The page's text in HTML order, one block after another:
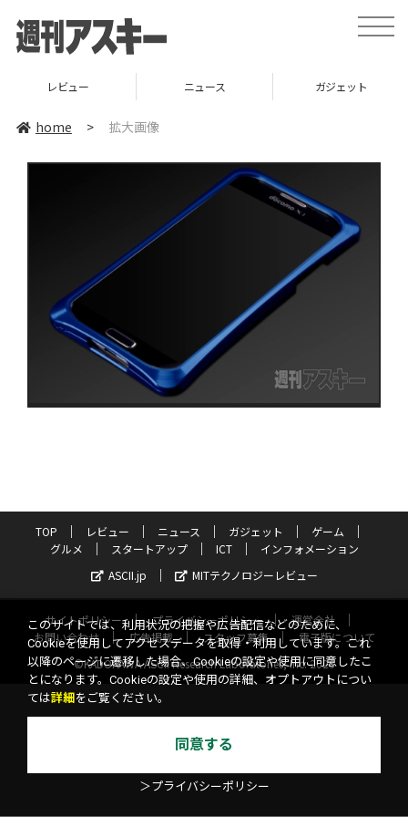
toggle
レビュー ニュース ガジェット
home > 拡大画像
TOP レビュー ニュース ガジェット
ゲーム
グルメ
スタートアップ ICT
インフォメーション
ASCII.jp
MITテクノロジーレビュー
サイトポリシー プライバシーポリシー
運営会社
お問い合わせ
広告掲載 スタッフ募集
電子版について
©KADOKAWA ASCII Research Laboratories, Inc. 2026
このサイトでは、利用状況の把握や広告配信などのために、
Cookieを使用してアクセスデータを取得・利用しています。これ
以降のページに遷移した場合、Cookieの設定や使用に同意したこ
とになります。Cookieの設定や使用の詳細、オプトアウトについ
ては詳細 をご覧ください。
同意する
＞プライバシーポリシー